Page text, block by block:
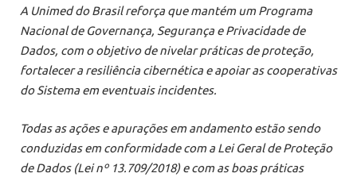
A Unimed do Brasil reforça que mantém um Programa
Nacional de Governança, Segurança e Privacidade de
Dados, com o objetivo de nivelar práticas de proteção,
fortalecer a resiliência cibernética e apoiar as cooperativas
do Sistema em eventuais incidentes.
Todas as ações e apurações em andamento estão sendo
conduzidas em conformidade com a Lei Geral de Proteção
de Dados (Lei nº 13.709/2018) e com as boas práticas